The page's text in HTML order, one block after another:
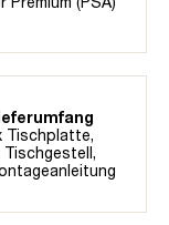
Tischplatte,
Tischgestell,